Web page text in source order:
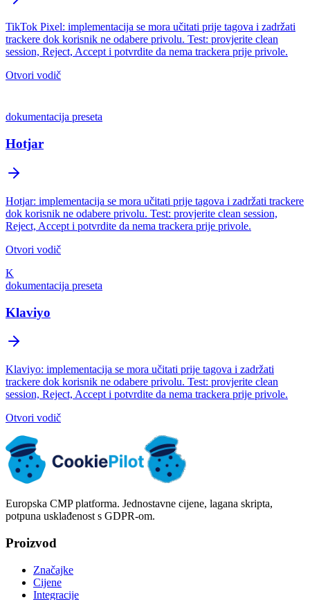
TikTok Pixel: implementacija se mora učitati prije tagova i zadržati
trackere dok korisnik ne odabere privolu. Test: provjerite clean
session, Reject, Accept i potvrdite da nema trackera prije privole.
Otvori vodič
dokumentacija preseta
Hotjar
Hotjar: implementacija se mora učitati prije tagova i zadržati trackere
dok korisnik ne odabere privolu. Test: provjerite clean session,
Reject, Accept i potvrdite da nema trackera prije privole.
Otvori vodič
K
dokumentacija preseta
Klaviyo
Klaviyo: implementacija se mora učitati prije tagova i zadržati
trackere dok korisnik ne odabere privolu. Test: provjerite clean
session, Reject, Accept i potvrdite da nema trackera prije privole.
Otvori vodič
Europska CMP platforma. Jednostavne cijene, lagana skripta,
potpuna usklađenost s GDPR-om.
Proizvod
Značajke
Cijene
Integracije